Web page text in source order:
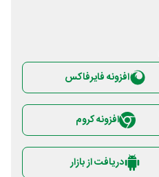
افزونه فایرفاکس
افزونه کروم
دریافت از بازار